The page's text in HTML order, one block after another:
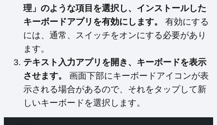
理」のような項目を選択し、インストールした
キーボードアプリを有効にします。
有効にする
には、通常、スイッチをオンにする必要があり
ます。
テキスト入力アプリを開き、キーボードを表示
させます。
画面下部にキーボードアイコンが表
示される場合があるので、それをタップして新
しいキーボードを選択します。